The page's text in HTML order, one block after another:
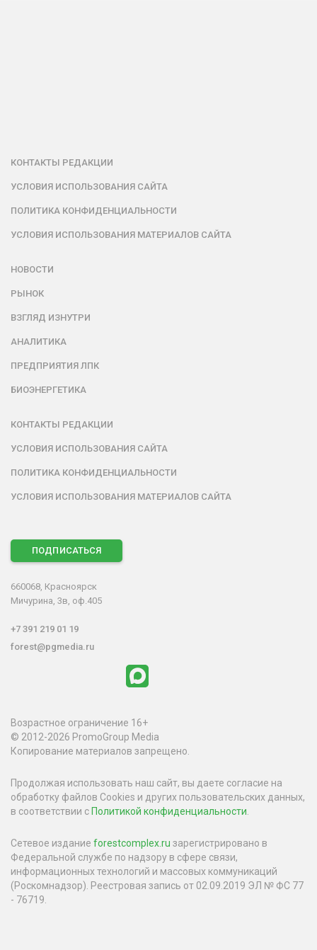
КОНТАКТЫ РЕДАКЦИИ
УСЛОВИЯ ИСПОЛЬЗОВАНИЯ САЙТА
ПОЛИТИКА КОНФИДЕНЦИАЛЬНОСТИ
УСЛОВИЯ ИСПОЛЬЗОВАНИЯ МАТЕРИАЛОВ САЙТА
НОВОСТИ
РЫНОК
ВЗГЛЯД ИЗНУТРИ
АНАЛИТИКА
ПРЕДПРИЯТИЯ ЛПК
БИОЭНЕРГЕТИКА
КОНТАКТЫ РЕДАКЦИИ
УСЛОВИЯ ИСПОЛЬЗОВАНИЯ САЙТА
ПОЛИТИКА КОНФИДЕНЦИАЛЬНОСТИ
УСЛОВИЯ ИСПОЛЬЗОВАНИЯ МАТЕРИАЛОВ САЙТА
ПОДПИСАТЬСЯ
660068, Красноярск
Мичурина, 3в, оф.405
+7 391 219 01 19
forest@pgmedia.ru
Возрастное ограничение 16+
© 2012-2026 PromoGroup Media
Копирование материалов запрещено.
Продолжая использовать наш сайт, вы даете согласие на
обработку файлов Cookies и других пользовательских данных,
в соответствии с Политикой конфиденциальности
Сетевое издание forestcomplex.ru зарегистрировано в
Федеральной службе по надзору в сфере связи,
информационных технологий и массовых коммуникаций
(Роскомнадзор). Реестровая запись от 02.09.2019 ЭЛ № ФС 77
- 76719.